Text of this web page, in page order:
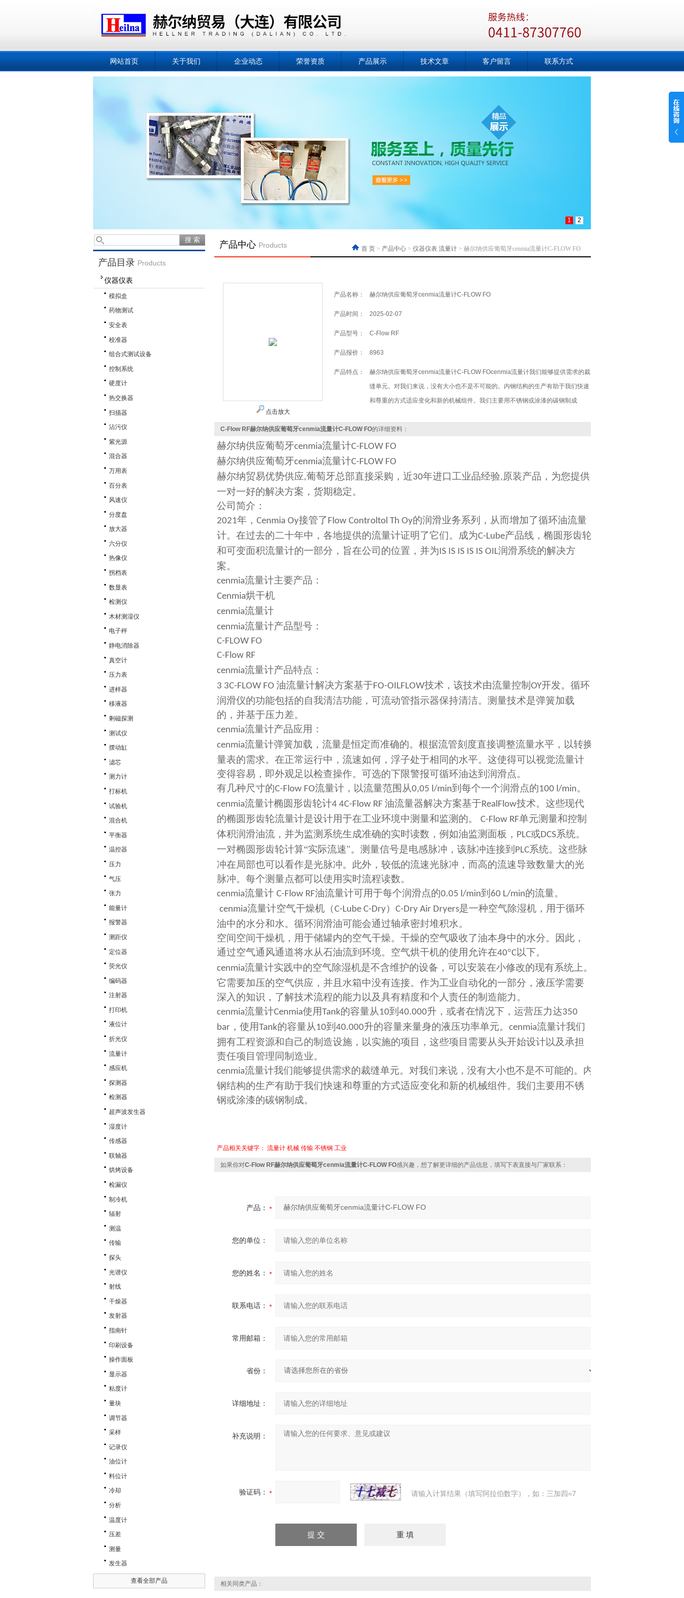
网站首页 关于我们 企业动态 荣誉资质 产品展示 技术文章 客户留言 联系方式
1 2
产品目录 Products
仪器仪表
模拟盒
药物测试
安全表
校准器
组合式测试设备
控制系统
硬度计
热交换器
扫描器
沾污仪
紫光源
混合器
万用表
百分表
风速仪
分度盘
放大器
六分仪
热像仪
拐档表
数显表
检测仪
木材测湿仪
电子秤
静电消除器
真空计
压力表
进样器
移液器
剩磁探测
测试仪
摆动缸
滤芯
测力计
打标机
试验机
混合机
平衡器
温控器
压力
气压
张力
能量计
报警器
测距仪
定位器
荧光仪
编码器
注射器
打印机
液位计
折光仪
流量计
感应机
探测器
检测器
超声波发生器
湿度计
传感器
联轴器
烘烤设备
检漏仪
制冷机
辐射
测温
传输
探头
光谱仪
射线
干燥器
发射器
指南针
印刷设备
操作面板
显示器
粘度计
量块
调节器
采样
记录仪
油位计
料位计
冷却
分析
温度计
压差
测量
发生器
查看全部产品
产品中心 Products 首 页 > 产品中心 > 仪器仪表 流量计 > 赫尔纳供应葡萄牙cenmia流量计C-FLOW FO
点击放大
产品名称： 赫尔纳供应葡萄牙cenmia流量计C-FLOW FO
产品时间： 2025-02-07
产品型号： C-Flow RF
产品报价： 8963
产品特点：
赫尔纳供应葡萄牙cenmia流量计C-FLOW FOcenmia流量计我们能够提供需求的裁
缝单元。对我们来说，没有大小也不是不可能的。内钢结构的生产有助于我们快速
和尊重的方式适应变化和新的机械组件。我们主要用不锈钢或涂漆的碳钢制成
C-Flow RF赫尔纳供应葡萄牙cenmia流量计C-FLOW FO的详细资料：
赫尔纳供应葡萄牙cenmia流量计C-FLOW FO
赫尔纳供应葡萄牙cenmia流量计C-FLOW FO
赫尔纳贸易优势供应,葡萄牙总部直接采购，近30年进口工业品经验,原装产品，为您提供
一对一好的解决方案 ， 货期稳定。
公司简介：
2021年， Cenmia Oy接管了 Flow Controltol Th Oy的润滑业务系列，从而增加了循环油流量
计。在过去的二十年中，各地提供的流量计证明了它们。成为C-Lube产品线，椭圆形齿轮
和可变面积流量计的一部分，旨在公司的位置，并为IS IS IS IS IS OIL润滑系统的解决方
案。
cenmia流量计主要产品：
Cenmia烘干机
cenmia流量计
cenmia流量计产品型号：
C-FLOW FO
C-Flow RF
cenmia流量计产品特点：
3 3C-FLOW FO 油流量计解决方案基于FO-OILFLOW技术，该技术由流量控制 OY开发。循环
润滑仪的功能包括的自我清洁功能，可流动管指示器保持清洁。测量技术是弹簧加载
的，并基于压力差。
cenmia流量计产品应用：
cenmia流量计弹簧加载，流量是恒定而准确的。根据流管刻度直接调整流量水平，以转换
量表的需求。在正常运行中，流速如何，浮子处于相同的水平。这使得可以视觉流量计
变得容易，即外观足以检查操作。可选的下限警报可循环油达到润滑点。
有几种尺寸的C-Flow FO流量计，以流量范围从0,05 l/min到每个一个润滑点的100 l/min。
cenmia流量计椭圆形齿轮计4 4C-Flow RF 油流量器解决方案基于RealFlow技术。这些现代
的椭圆形齿轮流量计是设计用于在工业环境中测量和监测的。 C-Flow RF单元测量和控制
体积润滑油流，并为监测系统生成准确的实时读数，例如油监测面板， PLC或DCS系统。
一对椭圆形齿轮计算“实际流速"。测量信号是电感脉冲，该脉冲连接到 PLC系统。这些脉
冲在局部也可以看作是光脉冲。此外，较低的流速光脉冲，而高的流速导致数量大的光
脉冲。每个测量点都可以使用实时流程读数。
cenmia流量计 C-Flow RF油流量计可用于每个润滑点的0.05 l/min到 60 L/min的流量。
cenmia流量计空气干燥机（C-Lube C-Dry） C-Dry Air Dryers是一种空气除湿机，用于循环
油中的水分和水。循环润滑油可能会通过轴承密封堆积水。
空间空间干燥机，用于储罐内的空气干燥。干燥的空气吸收了油本身中的水分。因此，
通过空气通风通道将水从石油流到环境。空气烘干机的使用允许在40°C以下。
cenmia流量计实践中的空气除湿机是不含维护的设备，可以安装在小修改的现有系统上。
它需要加压的空气供应，并且水箱中没有连接。作为工业自动化的一部分，液压学需要
深入的知识，了解技术流程的能力以及具有精度和个人责任的制造能力。
cenmia流量计Cenmia使用Tank的容量从 10到 40.000升，或者在情况下，运营压力达350
bar ，使用Tank的容量从 10到 40.000升的容量来量身的液压功率单元。 cenmia流量计我们
拥有工程资源和自己的制造设施，以实施的项目，这些项目需要从头开始设计以及承担
责任项目管理同制造业。
cenmia流量计我们能够提供需求的裁缝单元。对我们来说，没有大小也不是不可能的。内
钢结构的生产有助于我们快速和尊重的方式适应变化和新的机械组件。我们主要用不锈
钢或涂漆的碳钢制成。
产品相关关键字： 流量计 机械 传输 不锈钢 工业
如果你对C-Flow RF赫尔纳供应葡萄牙cenmia流量计C-FLOW FO感兴趣，想了解更详细的产品信息，填写下表直接与厂家联系：
产品：
您的单位：
您的姓名：
联系电话：
常用邮箱：
省份：
详细地址：
补充说明：
验证码： 请输入计算结果（填写阿拉伯数字），如：三加四=7
相关同类产品：